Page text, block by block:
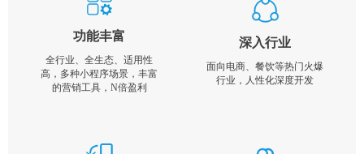
功能丰富
全行业、全生态、适用性
高，多种小程序场景，丰富
的营销工具，N倍盈利
深入行业
面向电商、餐饮等热门火爆
行业，人性化深度开发